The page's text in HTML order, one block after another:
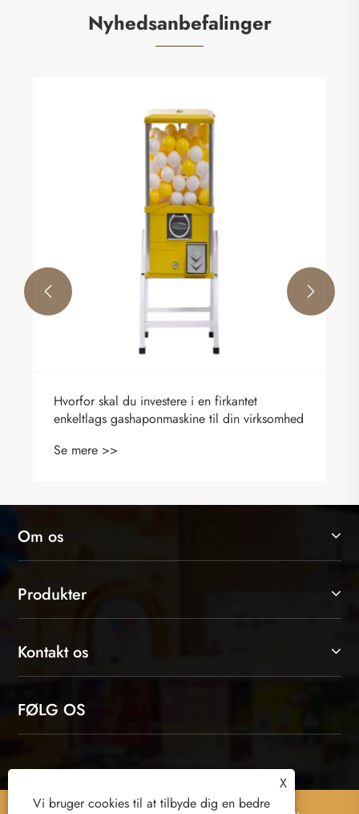
Nyhedsanbefalinger
Hvorfor skal du investere i en firkantet
enkeltlags gashaponmaskine til din virksomhed
Se mere >>
 
Om os
Produkter
Kontakt os
FØLG OS
X
Vi bruger cookies til at tilbyde dig en bedre